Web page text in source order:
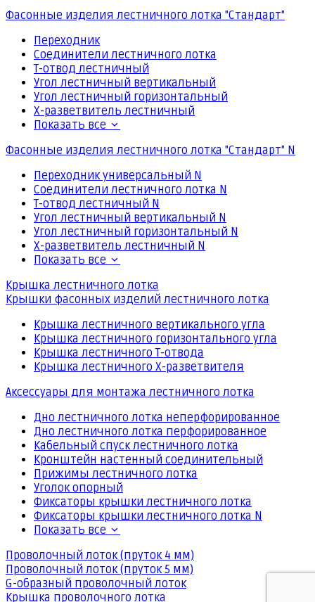
Фасонные изделия лестничного лотка "Стандарт"
Переходник
Соединители лестничного лотка
Т-отвод лестничный
Угол лестничный вертикальный
Угол лестничный горизонтальный
Х-разветвитель лестничный
Показать все
Фасонные изделия лестничного лотка "Стандарт" N
Переходник универсальный N
Соединители лестничного лотка N
Т-отвод лестничный N
Угол лестничный вертикальный N
Угол лестничный горизонтальный N
Х-разветвитель лестничный N
Показать все
Крышка лестничного лотка
Крышки фасонных изделий лестничного лотка
Крышка лестничного вертикального угла
Крышка лестничного горизонтального угла
Крышка лестничного Т-отвода
Крышка лестничного Х-разветвителя
Аксессуары для монтажа лестничного лотка
Дно лестничного лотка неперфорированное
Дно лестничного лотка перфорированное
Кабельный спуск лестничного лотка
Кронштейн настенный соединительный
Прижимы лестничного лотка
Уголок опорный
Фиксаторы крышки лестничного лотка
Фиксаторы крышки лестничного лотка N
Показать все
Проволочный лоток (пруток 4 мм)
Проволочный лоток (пруток 5 мм)
G-образный проволочный лоток
Крышка проволочного лотка